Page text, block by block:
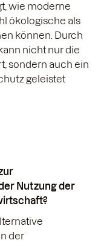
wie moderne
ökologische als
können. Durch
nicht nur die
sondern auch ein
geleistet
Nutzung der
der